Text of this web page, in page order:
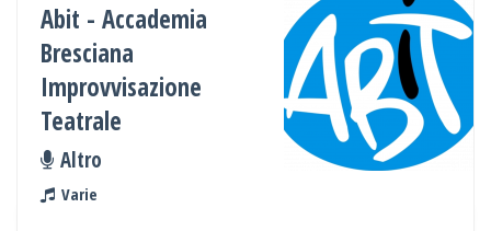
Abit - Accademia
Bresciana
Improvvisazione
Teatrale
Altro
Varie